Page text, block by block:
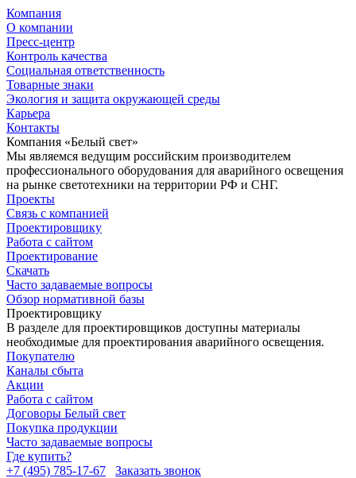
Компания
О компании
Пресс-центр
Контроль качества
Социальная ответственность
Товарные знаки
Экология и защита окружающей среды
Карьера
Контакты
Компания «Белый свет»
Мы являемся ведущим российским производителем
профессионального оборудования для аварийного освещения
на рынке светотехники на территории РФ и СНГ.
Проекты
Связь с компанией
Проектировщику
Работа с сайтом
Проектирование
Скачать
Часто задаваемые вопросы
Обзор нормативной базы
Проектировщику
В разделе для проектировщиков доступны материалы
необходимые для проектирования аварийного освещения.
Покупателю
Каналы сбыта
Акции
Работа с сайтом
Договоры Белый свет
Покупка продукции
Часто задаваемые вопросы
Где купить?
+7 (495) 785-17-67
Заказать звонок